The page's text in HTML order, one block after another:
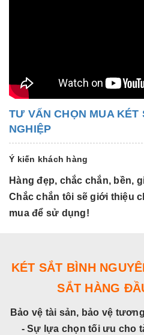
TƯ VẤN CHỌN MUA KÉT
NGHIỆP
Ý kiến khách hàng
Hàng đẹp, chắc chắn, bền,
Chắc chắn tôi sẽ giới thiệu
mua để sử dụng!
KÉT SẮT BÌNH
SẮT HÀNG
Bảo vệ tài sản, bảo vệ
- Sự lựa chọn tối ưu cho